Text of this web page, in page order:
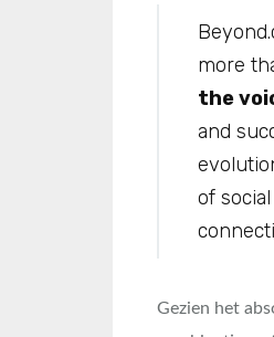
more
the
and
of
Gezien het